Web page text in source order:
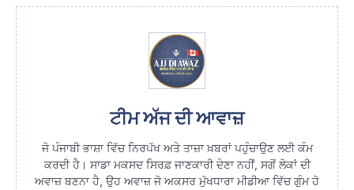
ਟੀਮ ਅੱਜ ਦੀ ਆਵਾਜ਼
ਜੋ ਪੰਜਾਬੀ ਭਾਸ਼ਾ ਵਿੱਚ ਨਿਰਪੱਖ ਅਤੇ ਤਾਜ਼ਾ ਖ਼ਬਰਾਂ ਪਹੁੰਚਾਉਣ ਲਈ ਕੰਮ
ਕਰਦੀ ਹੈ। ਸਾਡਾ ਮਕਸਦ ਸਿਰਫ਼ ਜਾਣਕਾਰੀ ਦੇਣਾ ਨਹੀਂ, ਸਗੋਂ ਲੋਕਾਂ ਦੀ
ਅਵਾਜ਼ ਬਣਨਾ ਹੈ, ਉਹ ਅਵਾਜ਼ ਜੋ ਅਕਸਰ ਮੁੱਖਧਾਰਾ ਮੀਡੀਆ ਵਿੱਚ ਗੁੰਮ ਹੋ